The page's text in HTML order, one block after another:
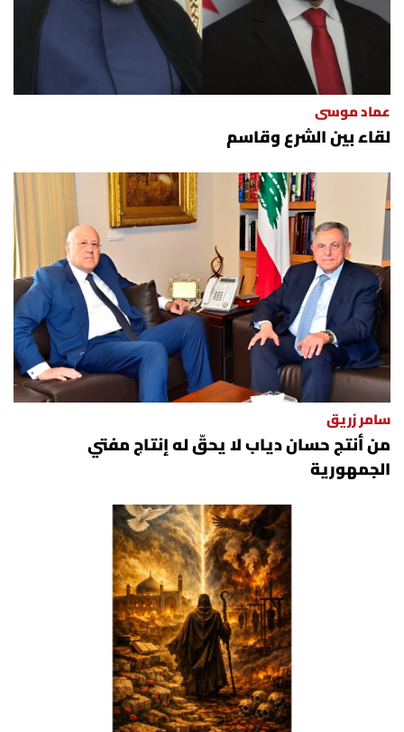
عماد موسى
لقاء بين الشرع وقاسم
سامر زريق
من أنتج حسان دياب لا يحقّ له إنتاج مفتي
الجمهورية